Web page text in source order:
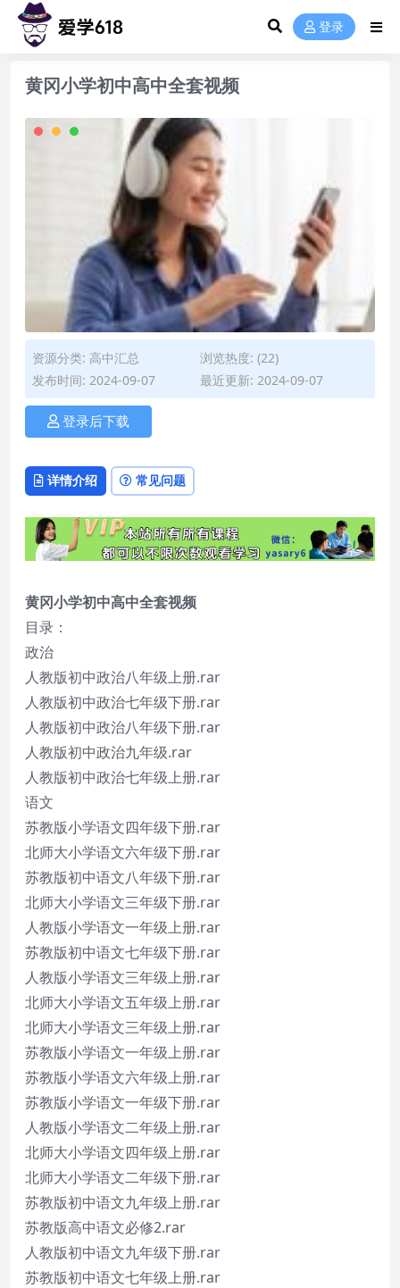
登录
黄冈小学初中高中全套视频
资源分类: 高中汇总
浏览热度: (22)
发布时间: 2024-09-07
最近更新: 2024-09-07
登录后下载
详情介绍 常见问题
黄冈小学初中高中全套视频
目录：
政治
人教版初中政治八年级上册.rar
人教版初中政治七年级下册.rar
人教版初中政治八年级下册.rar
人教版初中政治九年级.rar
人教版初中政治七年级上册.rar
语文
苏教版小学语文四年级下册.rar
北师大小学语文六年级下册.rar
苏教版初中语文八年级下册.rar
北师大小学语文三年级下册.rar
人教版小学语文一年级上册.rar
苏教版初中语文七年级下册.rar
人教版小学语文三年级上册.rar
北师大小学语文五年级上册.rar
北师大小学语文三年级上册.rar
苏教版小学语文一年级上册.rar
苏教版小学语文六年级上册.rar
苏教版小学语文一年级下册.rar
人教版小学语文二年级上册.rar
北师大小学语文四年级上册.rar
北师大小学语文二年级下册.rar
苏教版初中语文九年级上册.rar
苏教版高中语文必修2.rar
人教版初中语文九年级下册.rar
苏教版初中语文七年级上册.rar